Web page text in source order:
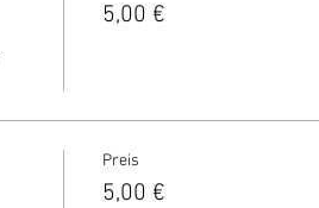
5,00 €
Preis
5,00 €